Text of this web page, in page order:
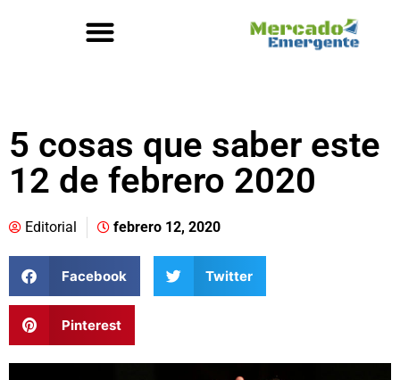
5 cosas que saber este
12 de febrero 2020
Editorial febrero 12, 2020
Facebook Twitter
Pinterest